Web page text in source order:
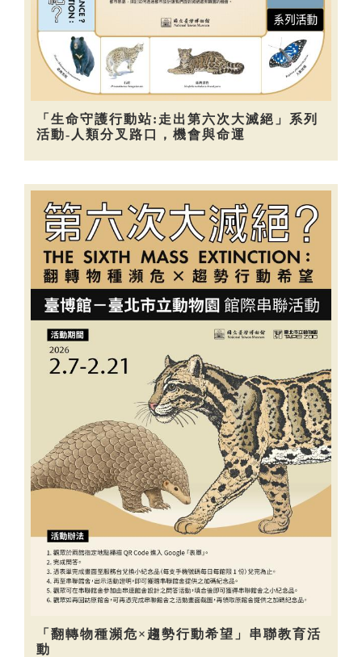
「生命守護行動站:走出第六次大滅絕」系列
活動-人類分叉路口，機會與命運
「翻轉物種瀕危×趨勢行動希望」串聯教育活
動